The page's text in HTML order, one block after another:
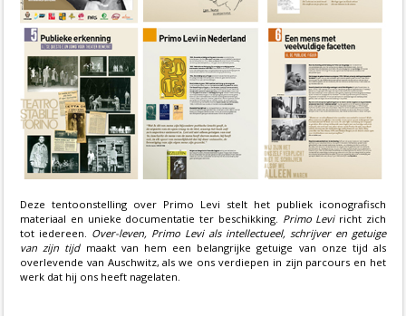
Deze tentoonstelling over Primo Levi stelt het publiek iconografisch
materiaal en unieke documentatie ter beschikking. Primo Leviricht zich
tot iedereen. Over-leven, Primo Levi als intellectueel, schrijver en getuige
van zijn tijdmaakt van hem een belangrijke getuige van onze tijd als
overlevende van Auschwitz, als we ons verdiepen in zijn parcours en het
werk dat hij ons heeft nagelaten.